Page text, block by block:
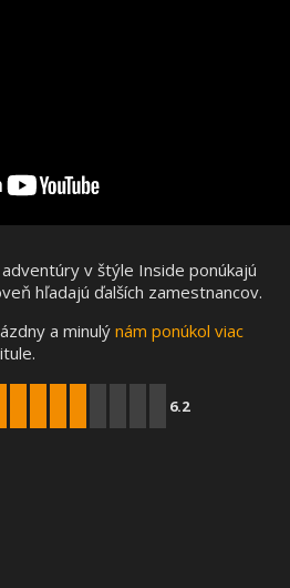
v štýle Inside ponúkajú
hľadajú ďalších zamestnancov.
a minulý nám ponúkol viac
6.2